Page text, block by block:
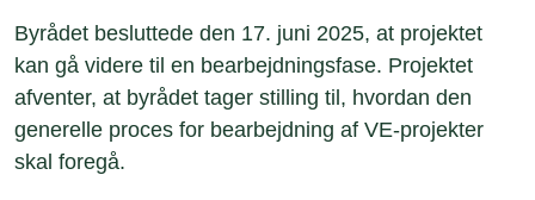
Byrådet besluttede den 17. juni 2025, at projektet
kan gå videre til en bearbejdningsfase. Projektet
afventer, at byrådet tager stilling til, hvordan den
generelle proces for bearbejdning af VE-projekter
skal foregå.